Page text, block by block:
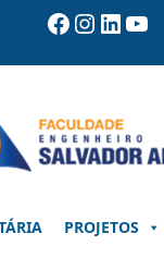
Facebook
PROJETOS